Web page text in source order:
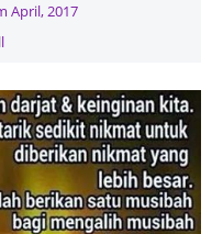
April, 2017